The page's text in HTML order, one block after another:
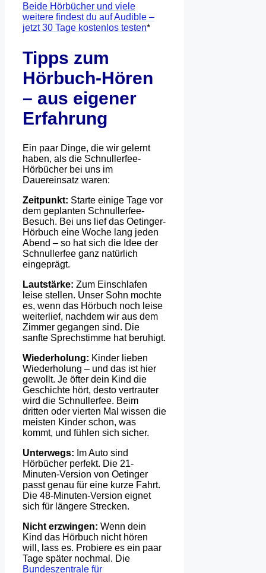
Beide Hörbücher und viele
weitere findest du auf Audible –
jetzt 30 Tage kostenlos testen*
Tipps zum
Hörbuch-Hören
– aus eigener
Erfahrung
Ein paar Dinge, die wir gelernt
haben, als die Schnullerfee-
Hörbücher bei uns im
Dauereinsatz waren:
Zeitpunkt: Starte einige Tage vor
dem geplanten Schnullerfee-
Besuch. Bei uns lief das Oetinger-
Hörbuch eine Woche lang jeden
Abend – so hat sich die Idee der
Schnullerfee ganz natürlich
eingeprägt.
Lautstärke: Zum Einschlafen
leise stellen. Unser Sohn mochte
es, wenn das Hörbuch noch leise
weiterlief, nachdem wir aus dem
Zimmer gegangen sind. Die
sanfte Sprechstimme hat beruhigt.
Wiederholung: Kinder lieben
Wiederholung – und das ist hier
gewollt. Je öfter dein Kind die
Geschichte hört, desto vertrauter
wird die Schnullerfee. Beim
dritten oder vierten Mal wissen die
meisten Kinder schon, was
kommt, und fühlen sich sicher.
Unterwegs: Im Auto sind
Hörbücher perfekt. Die 21-
Minuten-Version von Oetinger
passt genau für eine kurze Fahrt.
Die 48-Minuten-Version eignet
sich für längere Strecken.
Nicht erzwingen: Wenn dein
Kind das Hörbuch nicht hören
will, lass es. Probiere es ein paar
Tage später nochmal. Die
Bundeszentrale für